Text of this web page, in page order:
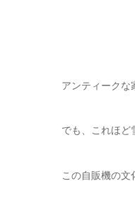
アンティークな
でも、これほど
この自販機の